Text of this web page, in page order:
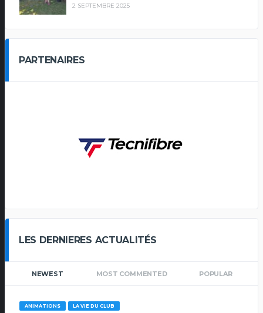
2 SEPTEMBRE 2025
PARTENAIRES
LES DERNIERES ACTUALITÉS
NEWEST MOST COMMENTED POPULAR
ANIMATIONS LA VIE DU CLUB